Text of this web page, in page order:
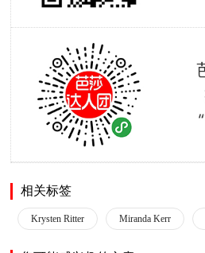
相关标签
Krysten Ritter Miranda Kerr